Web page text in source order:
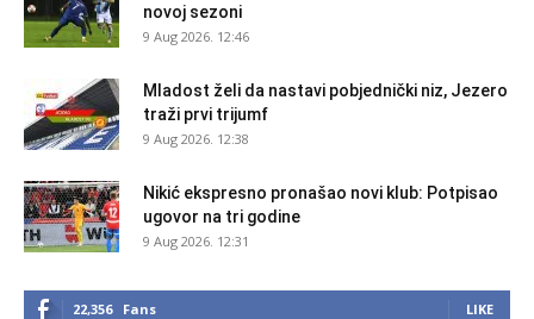
novoj sezoni
9 Aug 2026. 12:46
Mladost želi da nastavi pobjednički niz, Jezero
traži prvi trijumf
9 Aug 2026. 12:38
Nikić ekspresno pronašao novi klub: Potpisao
ugovor na tri godine
9 Aug 2026. 12:31
22,356 Fans LIKE